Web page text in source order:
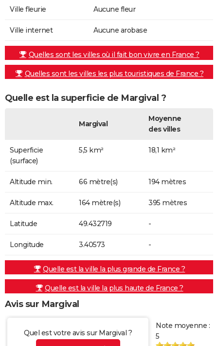
Ville fleurie Aucune fleur
Ville internet Aucune arobase
Quelles sont les villes où il fait bon vivre en France ?
Quelles sont les villes les plus touristiques de France ?
Quelle est la superficie de Margival ?
Margival
Moyenne
des villes
Superficie
(surface)
5,5 km² 18,1 km²
Altitude min. 66 mètre(s) 194 mètres
Altitude max. 164 mètre(s) 395 mètres
Latitude 49.432719 -
Longitude 3.40573 -
Quelle est la ville la plus grande de France ?
Quelle est la ville la plus haute de France ?
Avis sur Margival
Quel est votre avis sur Margival ?
Note moyenne :
5